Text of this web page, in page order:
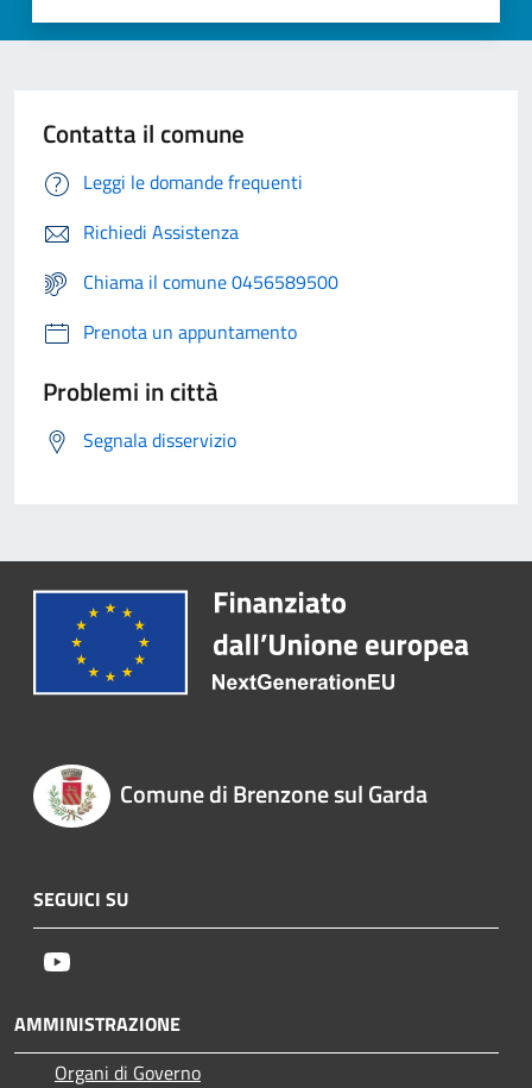
Contatta il comune
Leggi le domande frequenti
Richiedi Assistenza
Chiama il comune 0456589500
Prenota un appuntamento
Problemi in città
Segnala disservizio
Comune di Brenzone sul Garda
SEGUICI SU
AMMINISTRAZIONE
Organi di Governo